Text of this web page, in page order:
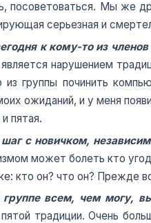
посоветоваться. Мы же
серьезная и
к кому-то из
нарушением
из группы починить
ожиданий, и у меня
пятая.
с новичком,
может болеть кто
кто он? что он? Прежде
всем, чем могу,
традиции. Очень